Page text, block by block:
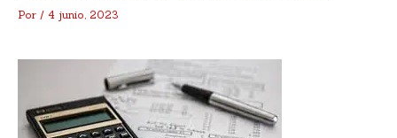
Por / 4 junio, 2023